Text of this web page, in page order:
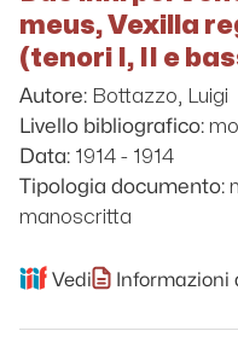
meus, Vexilla
(tenori I, II e
Autore: Bottazzo, Luigi
Livello bibliografico:
Data: 1914 - 1914
Tipologia documento:
manoscritta
Vedi Informazioni